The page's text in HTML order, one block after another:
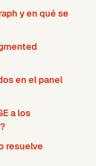
y en qué se
en el panel
a los
resuelve